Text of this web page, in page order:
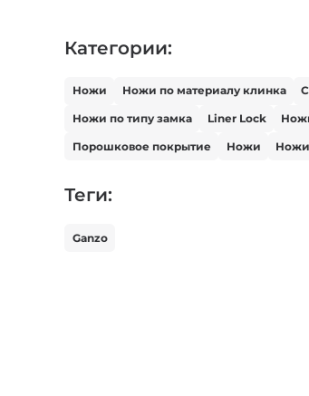
Категории:
Ножи Ножи по материалу клинка
Ножи по типу замка Liner Lock
Порошковое покрытие Ножи Ножи
Теги:
Ganzo